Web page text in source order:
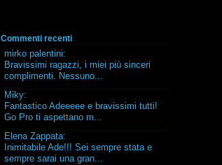
Commenti recenti
mirko palentini:
Bravissimi ragazzi, i miei più sinceri
complimenti. Nessuno...
Miky:
Fantastico Adeeeee e bravissimi tutti!
Go Pro ti aspettano m...
Elena Zappata:
Inimitabile Ade!!! Sei sempre stata e
sempre sarai una gran...